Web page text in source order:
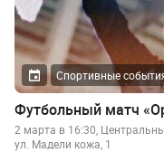
Спортивные
Футбольный матч
2 марта в 16:30,
ул. Мадели кожа, 1